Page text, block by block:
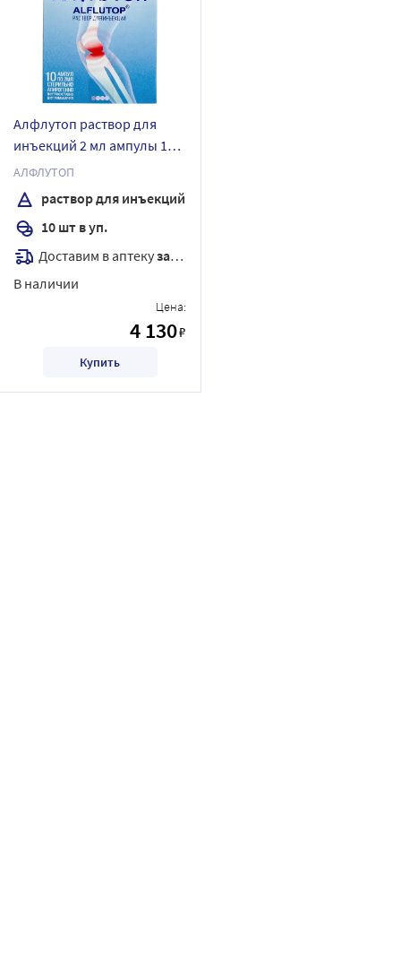
Алфлутоп раствор для
инъекций 2 мл ампулы 10
шт.
АЛФЛУТОП
раствор для инъекций
10 шт в уп.
Доставим в аптекузавтра
В наличии
Цена:
4 130₽
Купить